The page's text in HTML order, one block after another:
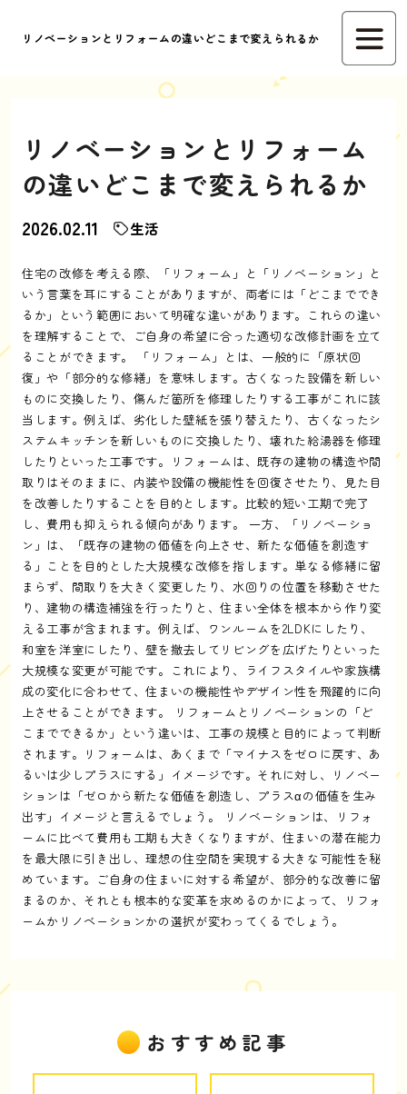
リノベーションとリフォームの違いどこまで変えられるか
リノベーションとリフォーム
の違いどこまで変えられるか
2026.02.11 生活
住宅の改修を考える際、「リフォーム」と「リノベーション」と
いう言葉を耳にすることがありますが、両者には「どこまででき
るか」という範囲において明確な違いがあります。これらの違い
を理解することで、ご自身の希望に合った適切な改修計画を立て
ることができます。 「リフォーム」とは、一般的に「原状回
復」や「部分的な修繕」を意味します。古くなった設備を新しい
ものに交換したり、傷んだ箇所を修理したりする工事がこれに該
当します。例えば、劣化した壁紙を張り替えたり、古くなったシ
ステムキッチンを新しいものに交換したり、壊れた給湯器を修理
したりといった工事です。リフォームは、既存の建物の構造や間
取りはそのままに、内装や設備の機能性を回復させたり、見た目
を改善したりすることを目的とします。比較的短い工期で完了
し、費用も抑えられる傾向があります。 一方、「リノベーショ
ン」は、「既存の建物の価値を向上させ、新たな価値を創造す
る」ことを目的とした大規模な改修を指します。単なる修繕に留
まらず、間取りを大きく変更したり、水回りの位置を移動させた
り、建物の構造補強を行ったりと、住まい全体を根本から作り変
える工事が含まれます。例えば、ワンルームを2LDKにしたり、
和室を洋室にしたり、壁を撤去してリビングを広げたりといった
大規模な変更が可能です。これにより、ライフスタイルや家族構
成の変化に合わせて、住まいの機能性やデザイン性を飛躍的に向
上させることができます。 リフォームとリノベーションの「ど
こまでできるか」という違いは、工事の規模と目的によって判断
されます。リフォームは、あくまで「マイナスをゼロに戻す、あ
るいは少しプラスにする」イメージです。それに対し、リノベー
ションは「ゼロから新たな価値を創造し、プラスαの価値を生み
出す」イメージと言えるでしょう。 リノベーションは、リフォ
ームに比べて費用も工期も大きくなりますが、住まいの潜在能力
を最大限に引き出し、理想の住空間を実現する大きな可能性を秘
めています。ご自身の住まいに対する希望が、部分的な改善に留
まるのか、それとも根本的な変革を求めるのかによって、リフォ
ームかリノベーションかの選択が変わってくるでしょう。
おすすめ記事